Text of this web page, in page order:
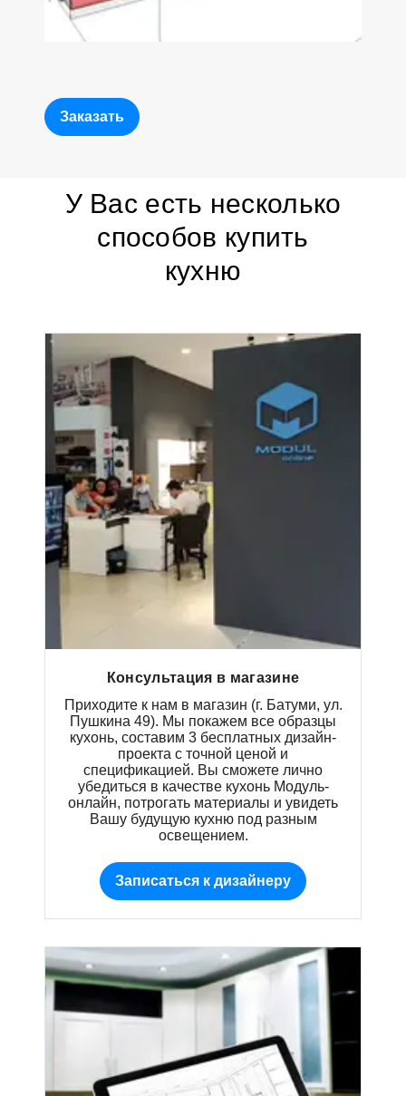
Заказать
У Вас есть несколько
способов купить
кухню
Консультация в магазине
Приходите к нам в магазин (г. Батуми, ул.
Пушкина 49). Мы покажем все образцы
кухонь, составим 3 бесплатных дизайн-
проекта с точной ценой и
спецификацией. Вы сможете лично
убедиться в качестве кухонь Модуль-
онлайн, потрогать материалы и увидеть
Вашу будущую кухню под разным
освещением.
Записаться к дизайнеру